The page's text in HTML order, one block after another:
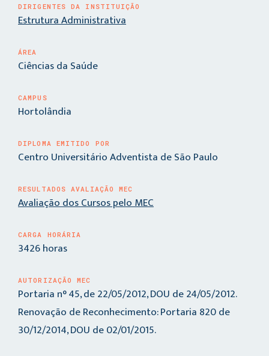
DIRIGENTES DA INSTITUIÇÃO
Estrutura Administrativa
ÁREA
Ciências da Saúde
CAMPUS
Hortolândia
DIPLOMA EMITIDO POR
Centro Universitário Adventista de São Paulo
RESULTADOS AVALIAÇÃO MEC
Avaliação dos Cursos pelo MEC
CARGA HORÁRIA
3426 horas
AUTORIZAÇÃO MEC
Portaria n° 45, de 22/05/2012, DOU de 24/05/2012.
Renovação de Reconhecimento: Portaria 820 de
30/12/2014, DOU de 02/01/2015.